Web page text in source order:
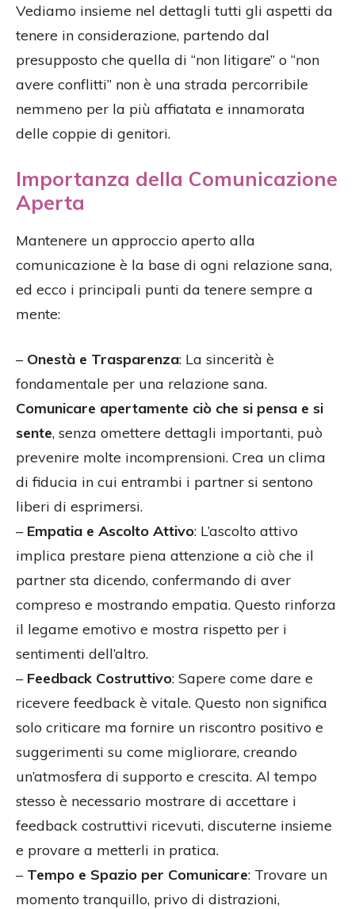
Vediamo insieme nel dettagli tutti gli aspetti da
tenere in considerazione, partendo dal
presupposto che quella di “non litigare” o “non
avere conflitti” non è una strada percorribile
nemmeno per la più affiatata e innamorata
delle coppie di genitori.
Importanza della Comunicazione
Aperta
Mantenere un approccio aperto alla
comunicazione è la base di ogni relazione sana,
ed ecco i principali punti da tenere sempre a
mente:
– Onestà e Trasparenza: La sincerità è
fondamentale per una relazione sana.
Comunicare apertamente ciò che si pensa e si
sente, senza omettere dettagli importanti, può
prevenire molte incomprensioni. Crea un clima
di fiducia in cui entrambi i partner si sentono
liberi di esprimersi.
– Empatia e Ascolto Attivo: L’ascolto attivo
implica prestare piena attenzione a ciò che il
partner sta dicendo, confermando di aver
compreso e mostrando empatia. Questo rinforza
il legame emotivo e mostra rispetto per i
sentimenti dell’altro.
– Feedback Costruttivo: Sapere come dare e
ricevere feedback è vitale. Questo non significa
solo criticare ma fornire un riscontro positivo e
suggerimenti su come migliorare, creando
un’atmosfera di supporto e crescita. Al tempo
stesso è necessario mostrare di accettare i
feedback costruttivi ricevuti, discuterne insieme
e provare a metterli in pratica.
– Tempo e Spazio per Comunicare: Trovare un
momento tranquillo, privo di distrazioni,